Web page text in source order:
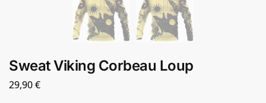
Sweat Viking Corbeau Loup
29,90€